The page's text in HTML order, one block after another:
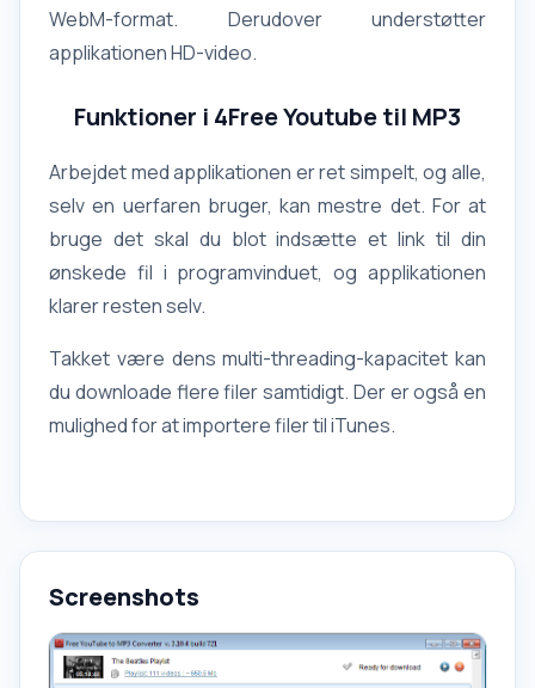
WebM-format. Derudover understøtter
applikationen HD-video.
Funktioner i 4Free Youtube til MP3
Arbejdet med applikationen er ret simpelt, og alle,
selv en uerfaren bruger, kan mestre det. For at
bruge det skal du blot indsætte et link til din
ønskede fil i programvinduet, og applikationen
klarer resten selv.
Takket være dens multi-threading-kapacitet kan
du downloade flere filer samtidigt. Der er også en
mulighed for at importere filer til iTunes.
Screenshots